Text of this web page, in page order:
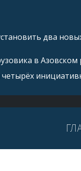
два
в Азовском
четырёх